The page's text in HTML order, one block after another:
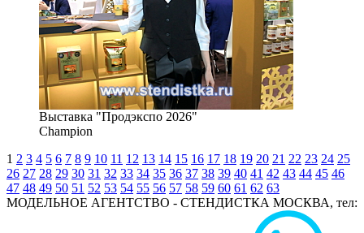
Выставка "Продэкспо 2026"
Champion
1 2 3 4 5 6 7 8 9 10 11 12 13 14 15 16 17 18 19 20 21 22 23 24 25
26 27 28 29 30 31 32 33 34 35 36 37 38 39 40 41 42 43 44 45 46
47 48 49 50 51 52 53 54 55 56 57 58 59 60 61 62 63
МОДЕЛЬНОЕ АГЕНТСТВО - СТЕНДИСТКА МОСКВА, тел: